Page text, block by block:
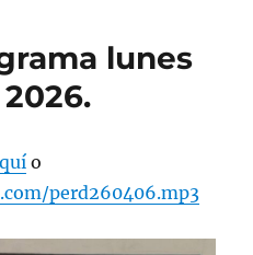
lunes
o
perd260406.mp3